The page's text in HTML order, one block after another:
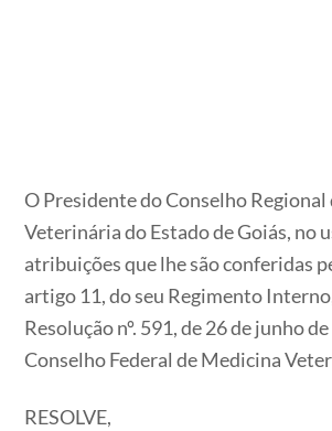
O Presidente do Conselho
Veterinária do Estado de Goiás, no
atribuições que lhe são conferidas
artigo 11, do seu Regimento
Resolução nº. 591, de 26 de junho
Conselho Federal de Medicina
RESOLVE,